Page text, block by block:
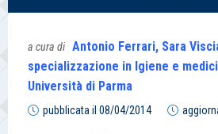
a cura di Antonio Ferrari, Sara
specializzazione in Igiene e
Università di Parma
pubblicata il 08/04/2014